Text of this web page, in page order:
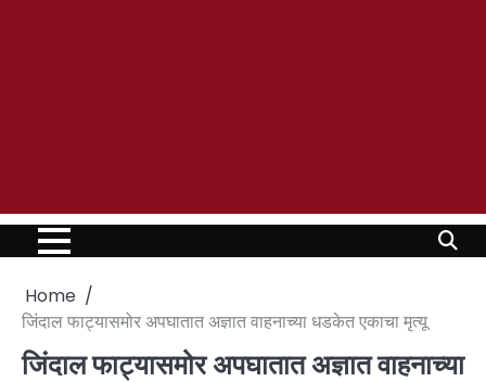
Home
जिंदाल फाट्यासमोर अपघातात अज्ञात वाहनाच्या धडकेत एकाचा मृत्यू
जिंदाल फाट्यासमोर अपघातात अज्ञात वाहनाच्या